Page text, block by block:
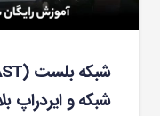
شبکه و ایردراپ